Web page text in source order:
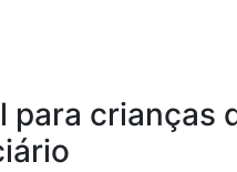
para crianças